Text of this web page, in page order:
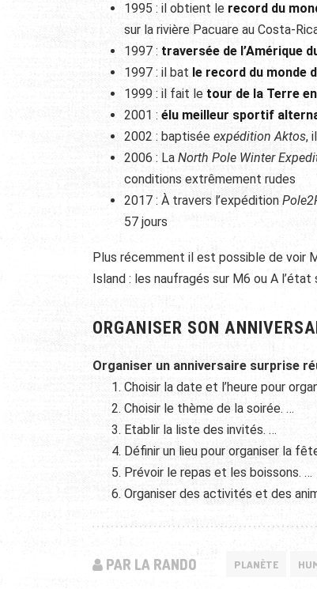
1995 : il obtient le record du
sur la rivière Pacuare au Costa-
1997 : traver­sée de l’Amérique
1997 : il bat le record du monde
1999 : il fait letour de la Terre
2001 : élu meilleur sportif
2002 : baptisée expédition Aktos,
2006 : La North Pole Winter
conditions extrêmement rudes
2017 : À travers l’expédition
57 jours
Plus récemment il est possible de voir
Island : les naufragés sur M6 ou A l’état
ORGANISER SON
Organiser un anniversaire surprise
Choisir la date et l’heure pour
Choisir le thème de la soirée. …
Etablir la liste des invités. …
Définir un lieu pour organiser la
Prévoir le repas et les boissons. …
Organiser des activités et des
PAR LA RANDO PLANÈTE